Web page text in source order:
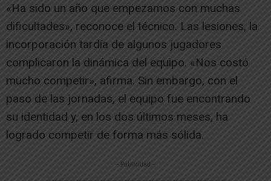
«Ha sido un año que empezamos con muchas
dificultades», reconoce el técnico. Las lesiones, la
incorporación tardía de algunos jugadores
complicaron la dinámica del equipo. «Nos costó
mucho competir», afirma. Sin embargo, con el
paso de las jornadas, el equipo fue encontrando
su identidad y, en los dos últimos meses, ha
logrado competir de forma más sólida.
-- Publicidad --